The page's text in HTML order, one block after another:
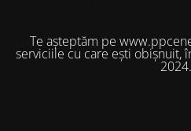
Te așteptăm pe
serviciile cu care ești obișnuit,
2024.